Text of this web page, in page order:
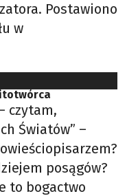
Postawiono
w
czytam,
Światów” –
posągów?
to bogactwo